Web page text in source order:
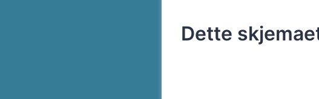
Dette